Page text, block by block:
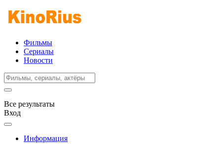
Фильмы
Сериалы
Новости
Все результаты
Вход
Информация